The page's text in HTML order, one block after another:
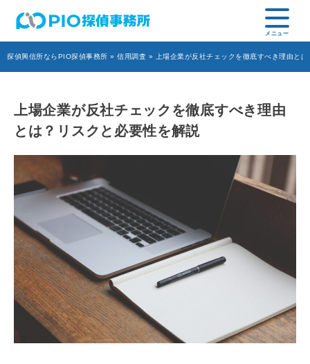
探偵興信所ならPIO探偵事務所 » 信用調査 » 上場企業が反社チェックを徹底すべき理由と
上場企業が反社チェックを徹底すべき理由
とは？リスクと必要性を解説